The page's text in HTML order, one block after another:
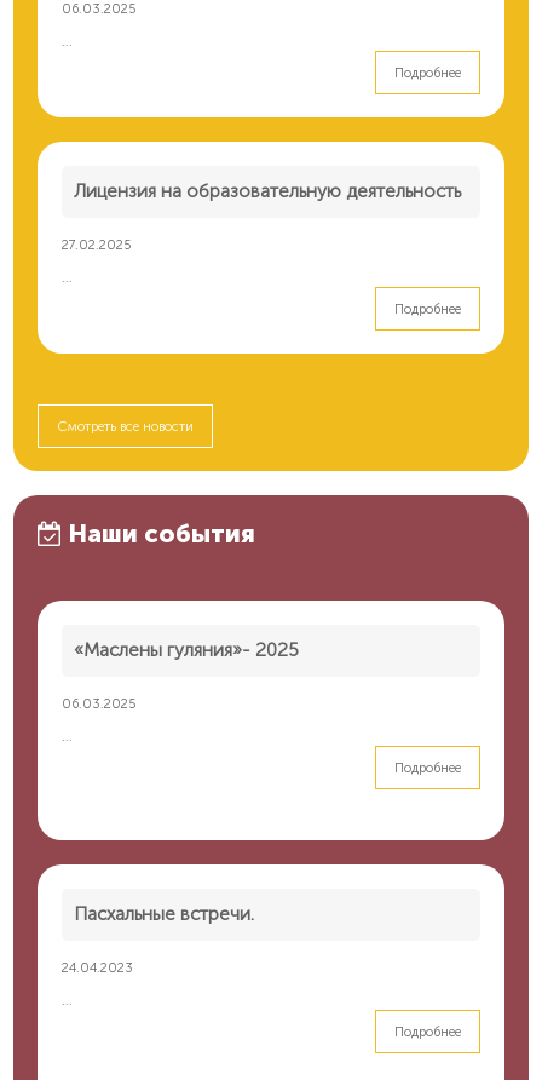
06.03.2025
Подробнее
Лицензия на образовательную деятельность
27.02.2025
...
Подробнее
Смотреть все новости
Наши события
«Маслены гуляния»- 2025
06.03.2025
...
Подробнее
Пасхальные встречи.
24.04.2023
...
Подробнее